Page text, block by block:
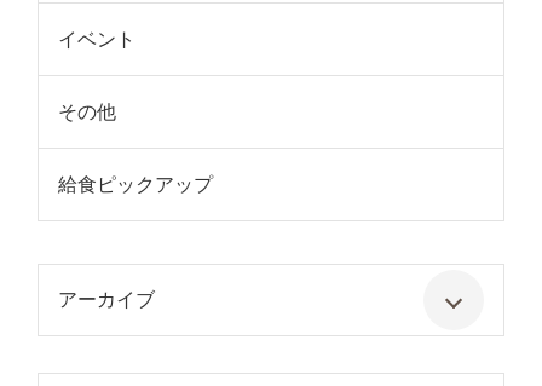
イベント
その他
給食ピックアップ
アーカイブ